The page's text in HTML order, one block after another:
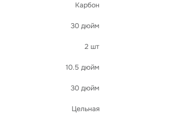
Карбон
30 дюйм
2 шт
10.5 дюйм
30 дюйм
Цельная